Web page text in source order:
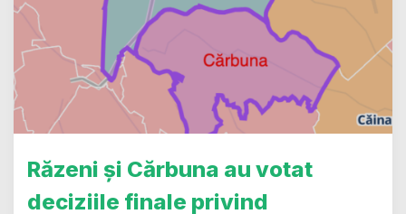
Răzeni și Cărbuna au votat
deciziile finale privind